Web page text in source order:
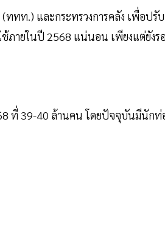
ททท.) และกระทรวงการคลัง เพื่อปรับ
ช้ภายในปี 2568 แน่นอน เพียงแต่ยังร
ที่ 39-40 ล้านคน โดยปัจจุบันมีนักท่